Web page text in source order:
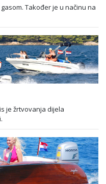
Također je u načinu na
je žrtvovanja dijela